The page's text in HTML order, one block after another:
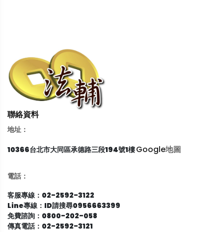
聯絡資料
地址：
10366台北市大同區承德路三段194號1樓Google地圖
電話：
客服專線：02-2592-3122
Line專線：ID請搜尋0956663399
免費諮詢：0800-202-058
傳真電話：02-2592-3121